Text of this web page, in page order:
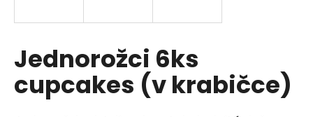
Jednorožci 6ks
cupcakes (v krabičce)
o
p
o
r